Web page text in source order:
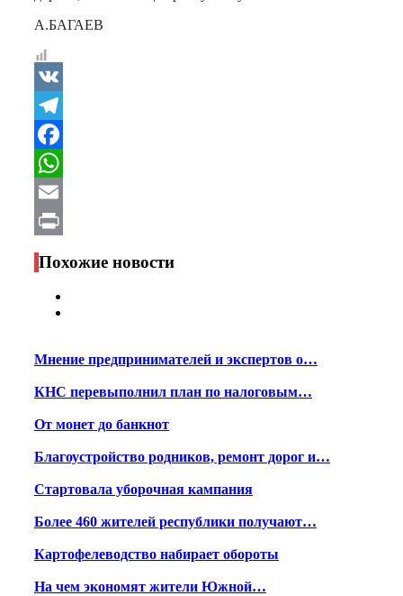
А.БАГАЕВ
VK
Telegram
Facebook
WhatsApp
Email
Print
Похожие новости
Мнение предпринимателей и экспертов о…
КНС перевыполнил план по налоговым…
От монет до банкнот
Благоустройство родников, ремонт дорог и…
Стартовала уборочная кампания
Более 460 жителей республики получают…
Картофелеводство набирает обороты
На чем экономят жители Южной…